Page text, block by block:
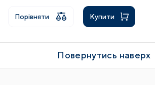
Порівняти Купити
Повернутись наверх